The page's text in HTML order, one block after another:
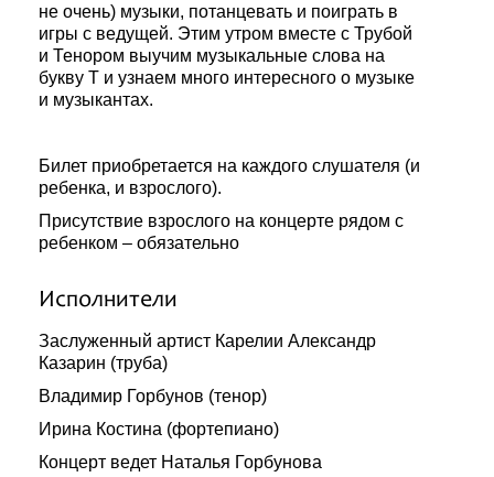
не очень) музыки, потанцевать и поиграть в
игры с ведущей. Этим утром вместе с Трубой
и Тенором выучим музыкальные слова на
букву Т и узнаем много интересного о музыке
и музыкантах.
Билет приобретается на каждого слушателя (и
ребенка, и взрослого).
Присутствие взрослого на концерте рядом с
ребенком – обязательно
Исполнители
Заслуженный артист Карелии Александр
Казарин (труба)
Владимир Горбунов (тенор)
Ирина Костина (фортепиано)
Концерт ведет Наталья Горбунова